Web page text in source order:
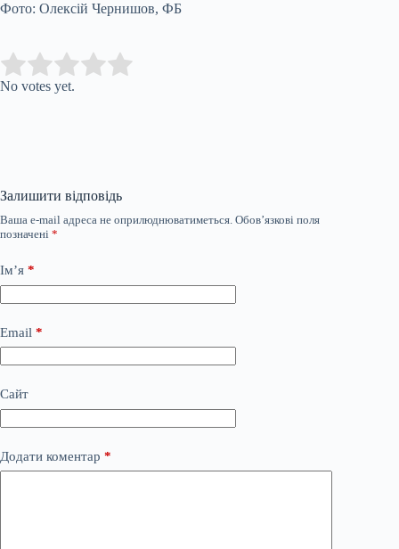
Фото: Олексій Чернишов, ФБ
Rate this item:
No votes yet.
Залишити відповідь
Ваша e-mail адреса не оприлюднюватиметься. Обов’язкові поля
позначені *
Ім’я *
Email *
Сайт
Додати коментар *